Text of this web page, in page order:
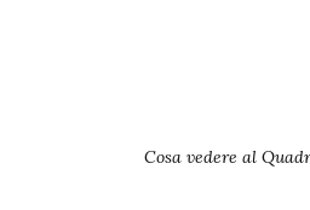
Cosa vedere al